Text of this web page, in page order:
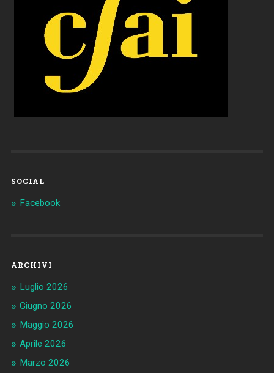
SOCIAL
Facebook
ARCHIVI
Luglio 2026
Giugno 2026
Maggio 2026
Aprile 2026
Marzo 2026